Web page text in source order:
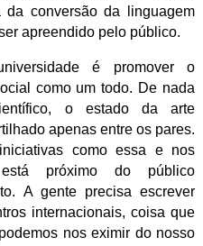
da conversão da linguagem
apreendido pelo público.
é promover o
como um todo. De nada
o estado da arte
apenas entre os pares.
como essa e nos
próximo do público
A gente precisa escrever
internacionais, coisa que
nos eximir do nosso